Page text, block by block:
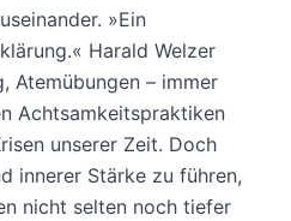
»Ein
Harald Welzer
Atemübungen – immer
Achtsamkeitspraktiken
unserer Zeit. Doch
innerer Stärke zu führen,
nicht selten noch tiefer